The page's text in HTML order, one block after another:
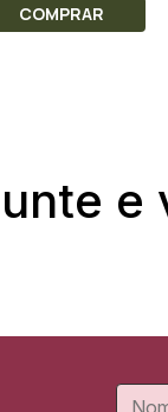
COMPRAR
e